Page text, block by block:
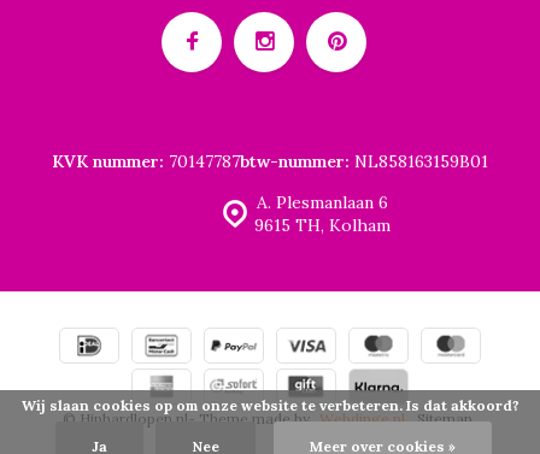
A. Plesmanlaan 6
9615 TH, Kolham
KVK nummer: 70147787btw-nummer: NL858163159B01
© Hiphardlopen.nl- Theme made by Webdinge.nl Sitemap
Wij slaan cookies op om onze website te verbeteren. Is dat akkoord?
Ja Nee Meer over cookies »